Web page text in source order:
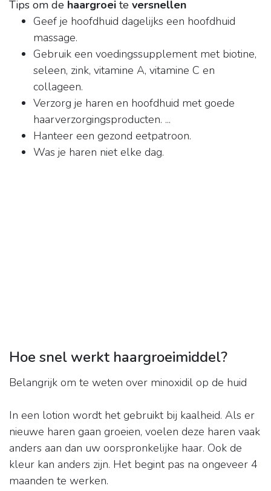
Tips om de haargroei te versnellen
Geef je hoofdhuid dagelijks een hoofdhuid
massage.
Gebruik een voedingssupplement met biotine,
seleen, zink, vitamine A, vitamine C en
collageen.
Verzorg je haren en hoofdhuid met goede
haarverzorgingsproducten. ...
Hanteer een gezond eetpatroon.
Was je haren niet elke dag.
Hoe snel werkt haargroeimiddel?
Belangrijk om te weten over minoxidil op de huid
In een lotion wordt het gebruikt bij kaalheid. Als er
nieuwe haren gaan groeien, voelen deze haren vaak
anders aan dan uw oorspronkelijke haar. Ook de
kleur kan anders zijn. Het begint pas na ongeveer 4
maanden te werken.